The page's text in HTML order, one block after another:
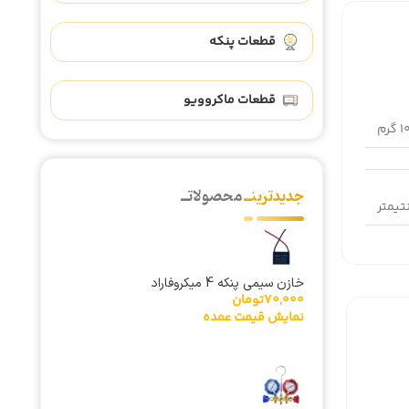
قطعات پنکه
قطعات ماکروویو
جدیدترینــمحصولاتــ
خازن سیمی پنکه 4 میکروفاراد
70,000تومان
نمایش قیمت عمده